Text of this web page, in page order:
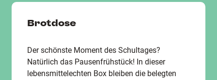
Brotdose
Der schönste Moment des Schultages?
Natürlich das Pausenfrühstück! In dieser
lebensmittelechten Box bleiben die belegten